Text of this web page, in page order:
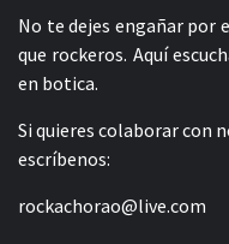
No te dejes engañar por
que rockeros. Aquí
en botica.
Si quieres colaborar con
escríbenos:
rockachorao@live.com